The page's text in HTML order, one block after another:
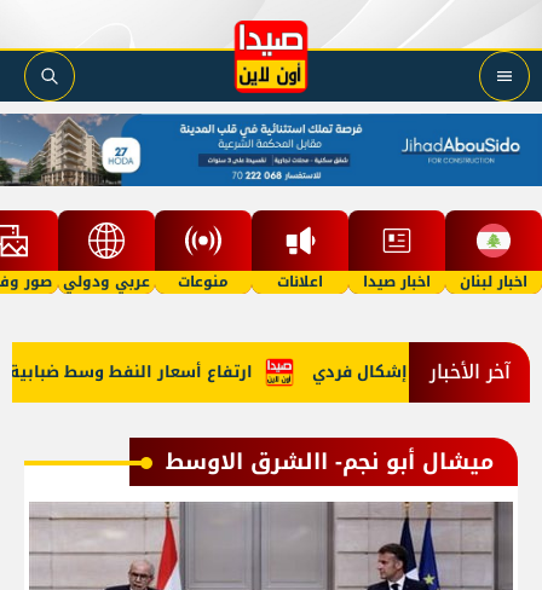
اخبار لبنان اخبار صيدا اعلانات منوعات عربي ودولي صور
آخر الأخبار ارتفاع أسعار النفط وسط ضبابية بشأن إعادة على خلفية إشكال فردي
ميشال أبو نجم- االشرق الاوسط